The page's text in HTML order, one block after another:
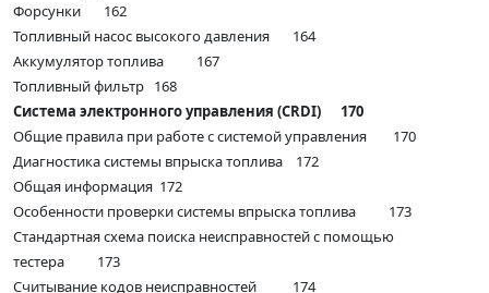
Форсунки 162
Топливный насос высокого давления 164
Аккумулятор топлива 167
Топливный фильтр 168
Система электронного управления (CRDI) 170
Общие правила при работе с системой управления 170
Диагностика системы впрыска топлива 172
Общая информация 172
Особенности проверки системы впрыска топлива 173
Стандартная схема поиска неисправностей с помощью
тестера 173
Считывание кодов неисправностей 174